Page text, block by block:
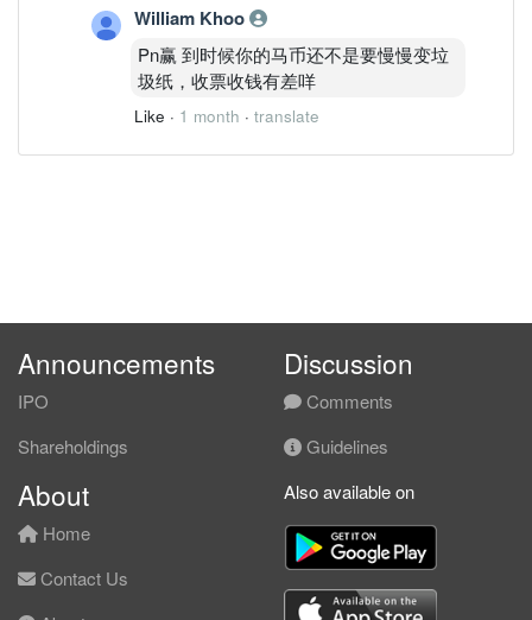
William Khoo
Pn赢 到时候你的马币还不是要慢慢变垃
圾纸，收票收钱有差咩
Like · 1 month · translate
Announcements
IPO
Shareholdings
Discussion
Comments
Guidelines
About
Home
Contact Us
Also available on